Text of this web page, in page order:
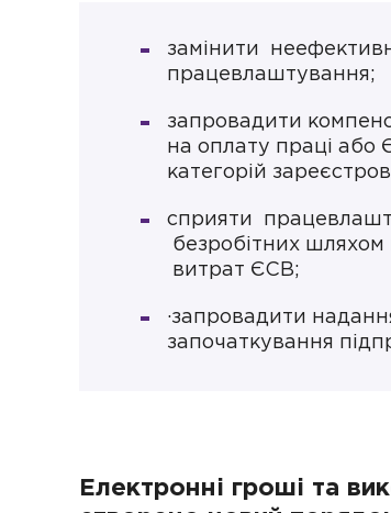
замінити
працевлаштування;
запровадити
на оплату праці
категорій
сприяти
безробітних шляхом
витрат ЄСВ;
·запровадити
започаткування
Електронні гроші та